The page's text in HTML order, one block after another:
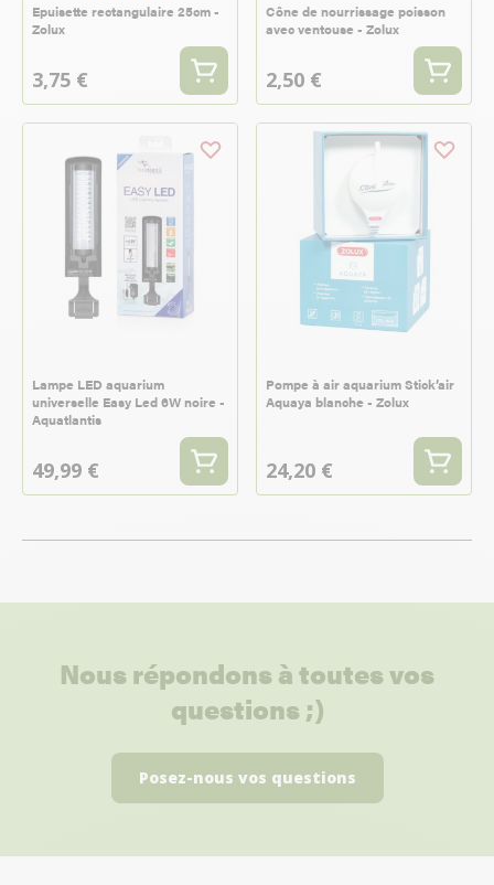
Epuisette rectangulaire 25cm -
Zolux
3,75 €
Cône de nourrissage poisson
avec ventouse - Zolux
2,50 €
Lampe LED aquarium
universelle Easy Led 6W noire -
Aquatlantis
49,99 €
Pompe à air aquarium Stick’air
Aquaya blanche - Zolux
24,20 €
Nous répondons à toutes vos
questions ;)
Posez-nous vos questions